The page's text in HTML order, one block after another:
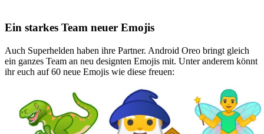
Ein starkes Team neuer Emojis
Auch Superhelden haben ihre Partner. Android Oreo bringt gleich
ein ganzes Team an neu designten Emojis mit. Unter anderem könnt
ihr euch auf 60 neue Emojis wie diese freuen: